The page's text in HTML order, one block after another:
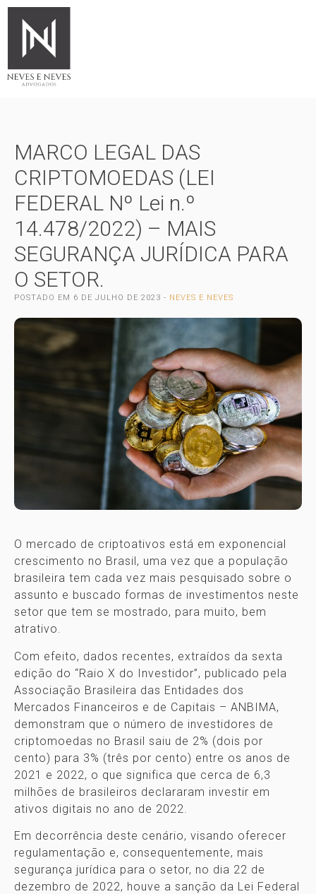
MARCO LEGAL DAS
CRIPTOMOEDAS (LEI
FEDERAL Nº Lei n.º
14.478/2022) – MAIS
SEGURANÇA JURÍDICA PARA
O SETOR.
POSTADO EM 6 DE JULHO DE 2023 - NEVES E NEVES
O mercado de criptoativos está em exponencial
crescimento no Brasil, uma vez que a população
brasileira tem cada vez mais pesquisado sobre o
assunto e buscado formas de investimentos neste
setor que tem se mostrado, para muito, bem
atrativo.
Com efeito, dados recentes, extraídos da sexta
edição do “Raio X do Investidor”, publicado pela
Associação Brasileira das Entidades dos
Mercados Financeiros e de Capitais – ANBIMA,
demonstram que o número de investidores de
criptomoedas no Brasil saiu de 2% (dois por
cento) para 3% (três por cento) entre os anos de
2021 e 2022, o que significa que cerca de 6,3
milhões de brasileiros declararam investir em
ativos digitais no ano de 2022.
Em decorrência deste cenário, visando oferecer
regulamentação e, consequentemente, mais
segurança jurídica para o setor, no dia 22 de
dezembro de 2022, houve a sanção da Lei Federal